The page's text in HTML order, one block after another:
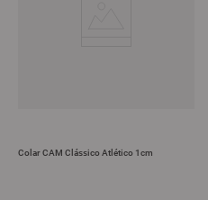
Colar CAM Clássico Atlético 1cm